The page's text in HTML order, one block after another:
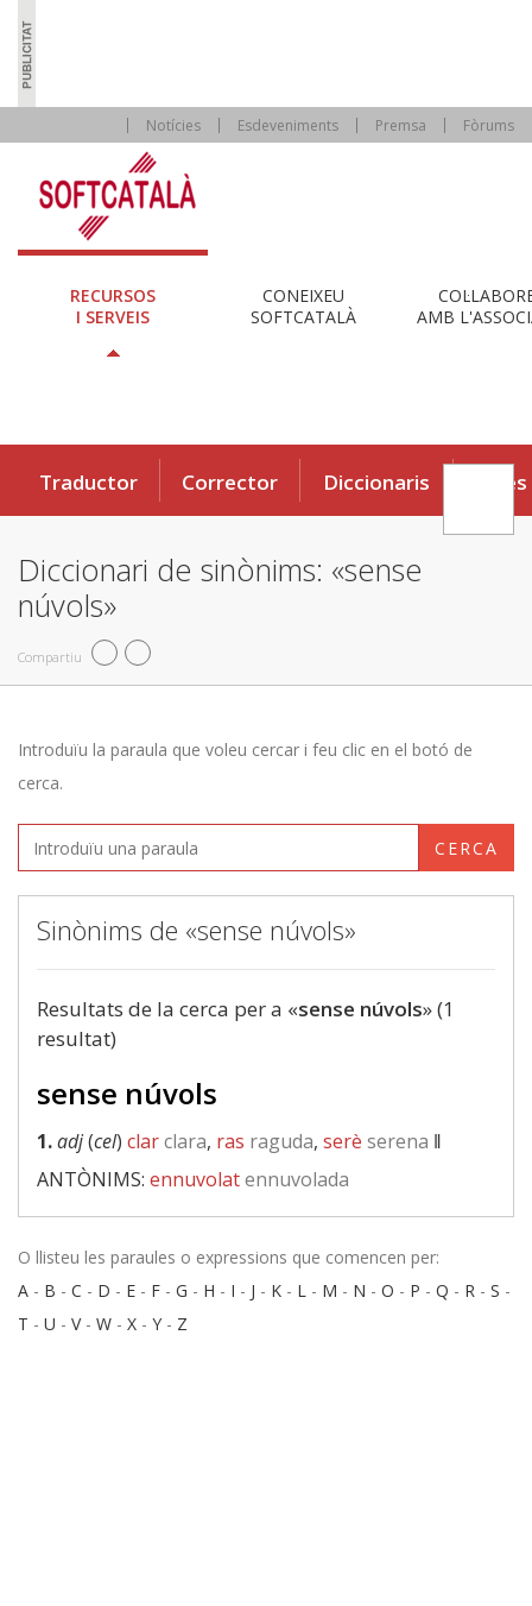
Notícies Esdeveniments Premsa Fòrums
RECURSOS
I SERVEIS
CONEIXEU
SOFTCATALÀ
AMB
Traductor Corrector Diccionaris Eines
Diccionari de sinònims: «sense
núvols»
Compartiu
Introduïu la paraula que voleu cercar i feu clic en el botó de
cerca.
CERCA
Sinònims de «sense núvols»
Resultats de la cerca per a «sense núvols» (1
resultat)
sense núvols
1.adj(cel) clarclara, ras raguda, serè serena ‖
ANTÒNIMS: ennuvolatennuvolada
O llisteu les paraules o expressions que comencen per:
A - B - C - D - E - F - G - H - I - J - K - L - M - N - O - P - Q - R - S -
T - U - V- W - X - Y - Z